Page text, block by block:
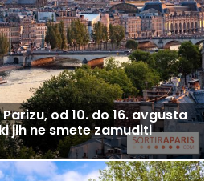
od 10. do 16. avgusta
jih ne smete zamuditi